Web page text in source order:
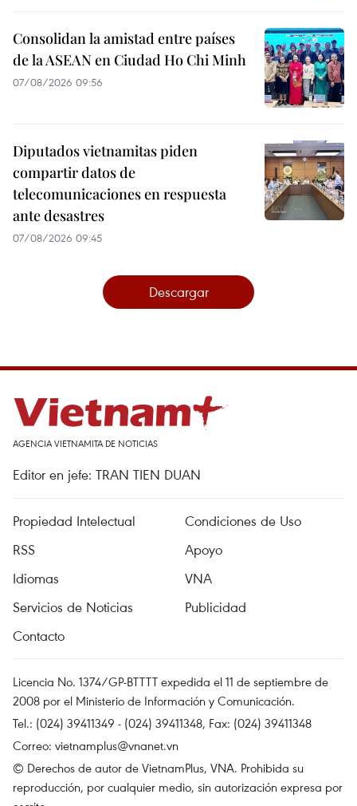
Consolidan la amistad entre países
de la ASEAN en Ciudad Ho Chi Minh
07/08/2026 09:56
Diputados vietnamitas piden
compartir datos de
telecomunicaciones en respuesta
ante desastres
07/08/2026 09:45
Descargar
AGENCIA VIETNAMITA DE NOTICIAS
Editor en jefe: TRAN TIEN DUAN
Propiedad Intelectual
Condiciones de Uso
RSS
Apoyo
Idiomas
VNA
Servicios de Noticias
Publicidad
Contacto
Licencia No. 1374/GP-BTTTT expedida el 11 de septiembre de
2008 por el Ministerio de Información y Comunicación.
Tel.: (024) 39411349 - (024) 39411348, Fax: (024) 39411348
Correo: vietnamplus@vnanet.vn
© Derechos de autor de VietnamPlus, VNA. Prohibida su
reproducción, por cualquier medio, sin autorización expresa por